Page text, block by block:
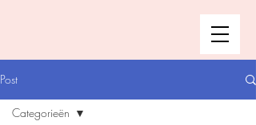
Post
Categorieën